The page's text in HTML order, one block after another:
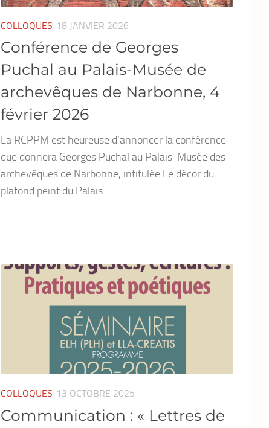
COLLOQUES 18 JANVIER 2026
Conférence de Georges
Puchal au Palais-Musée de
archevêques de Narbonne, 4
février 2026
La RCPPM est heureuse d’annoncer la conférence
que donnera Georges Puchal au Palais-Musée des
archevêques de Narbonne, intitulée Le décor du
plafond peint du Palais...
COLLOQUES 13 OCTOBRE 2025
Communication : « Lettres de